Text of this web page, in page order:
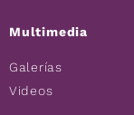
Multimedia
Galerías
Videos